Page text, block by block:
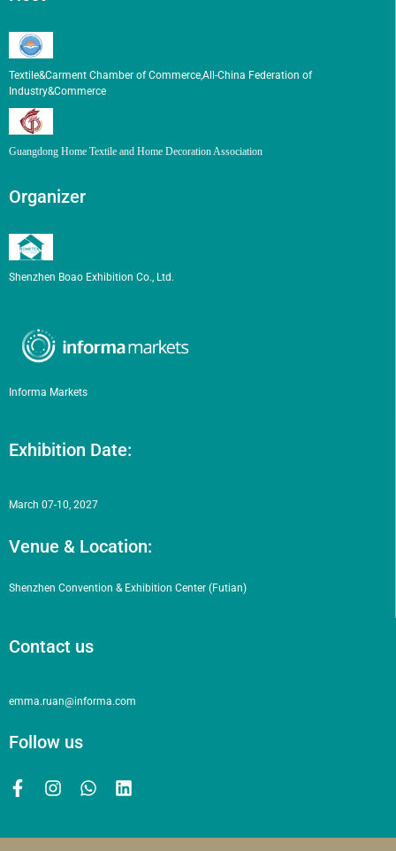
Textile&Carment Chamber of Commerce,All-China Federation of
Industry&Commerce
Guangdong Home Textile and Home Decoration Association
Organizer
Shenzhen Boao Exhibition Co., Ltd.
Informa Markets
Exhibition Date:
March 07-10, 2027
Venue & Location:
Shenzhen Convention & Exhibition Center (Futian)
Contact us
emma.ruan@informa.com
Follow us